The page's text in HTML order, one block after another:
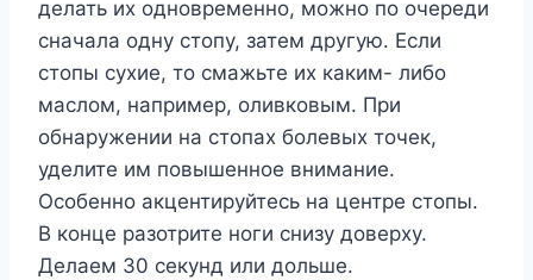
делать их одновременно, можно по очереди
сначала одну стопу, затем другую. Если
стопы сухие, то смажьте их каким- либо
маслом, например, оливковым. При
обнаружении на стопах болевых точек,
уделите им повышенное внимание.
Особенно акцентируйтесь на центре стопы.
В конце разотрите ноги снизу доверху.
Делаем 30 секунд или дольше.